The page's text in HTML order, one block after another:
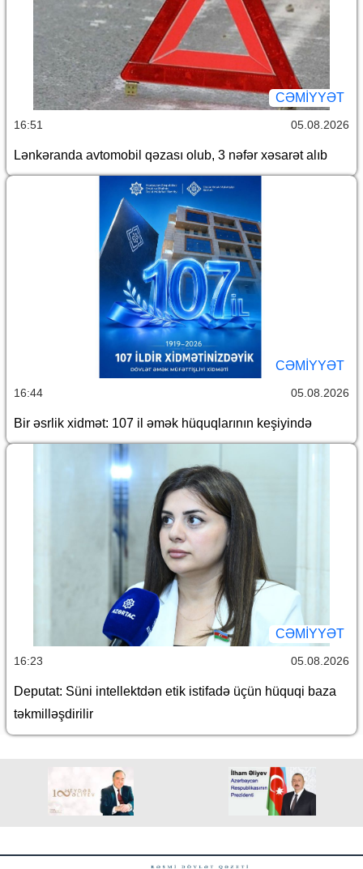
CƏMİYYƏT
16:51 05.08.2026
Lənkəranda avtomobil qəzası olub, 3 nəfər xəsarət alıb
CƏMİYYƏT
16:44 05.08.2026
Bir əsrlik xidmət: 107 il əmək hüquqlarının keşiyində
CƏMİYYƏT
16:23 05.08.2026
Deputat: Süni intellektdən etik istifadə üçün hüquqi baza
təkmilləşdirilir